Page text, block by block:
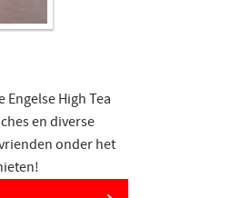
High Tea
en diverse
onder het